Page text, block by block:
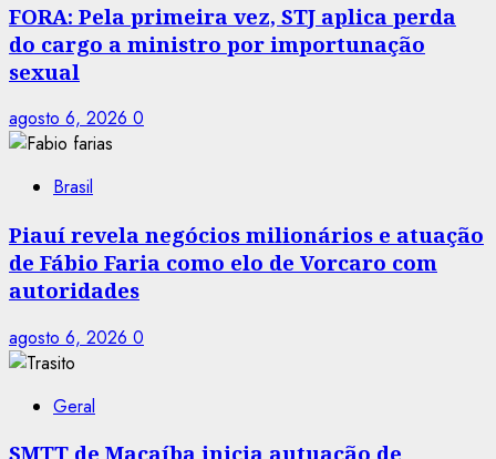
FORA: Pela primeira vez, STJ aplica perda
do cargo a ministro por importunação
sexual
agosto 6, 2026 0
Brasil
Piauí revela negócios milionários e atuação
de Fábio Faria como elo de Vorcaro com
autoridades
agosto 6, 2026 0
Geral
SMTT de Macaíba inicia autuação de